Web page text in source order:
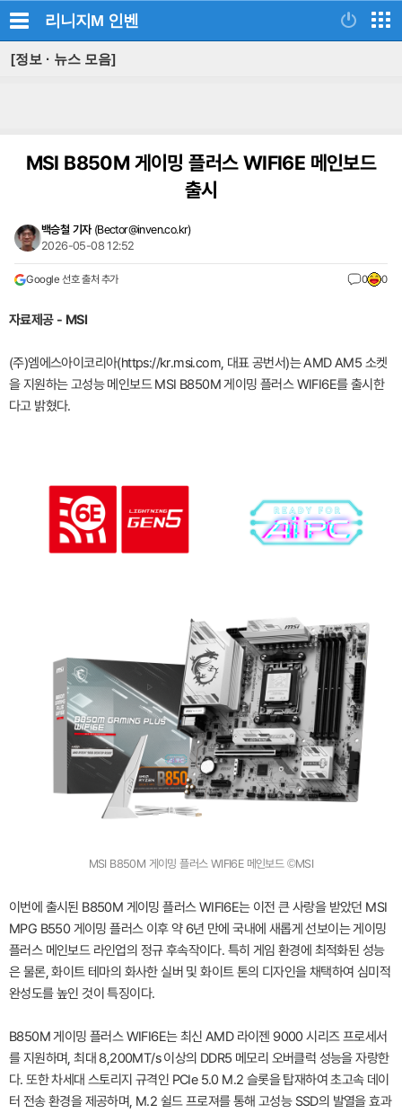
리니지M 인벤
[정보 · 뉴스 모음]
MSI B850M 게이밍 플러스 WIFI6E 메인보드
출시
백승철 기자 (Bector@inven.co.kr)
2026-05-08 12:52
Google 선호 출처 추가 0 0
자료제공 - MSI
(주)엠에스아이코리아(https://kr.msi.com, 대표 공번서)는 AMD AM5 소켓
을 지원하는 고성능 메인보드 MSI B850M 게이밍 플러스 WIFI6E를 출시한
다고 밝혔다.
MSI B850M 게이밍 플러스 WIFI6E 메인보드 ©MSI
이번에 출시된 B850M 게이밍 플러스 WIFI6E는 이전 큰 사랑을 받았던 MSI
MPG B550 게이밍 플러스 이후 약 6년 만에 국내에 새롭게 선보이는 게이밍
플러스 메인보드 라인업의 정규 후속작이다. 특히 게임 환경에 최적화된 성능
은 물론, 화이트 테마의 화사한 실버 및 화이트 톤의 디자인을 채택하여 심미적
완성도를 높인 것이 특징이다.
B850M 게이밍 플러스 WIFI6E는 최신 AMD 라이젠 9000 시리즈 프로세서
를 지원하며, 최대 8,200MT/s 이상의 DDR5 메모리 오버클럭 성능을 자랑한
다. 또한 차세대 스토리지 규격인 PCIe 5.0 M.2 슬롯을 탑재하여 초고속 데이
터 전송 환경을 제공하며, M.2 쉴드 프로져를 통해 고성능 SSD의 발열을 효과